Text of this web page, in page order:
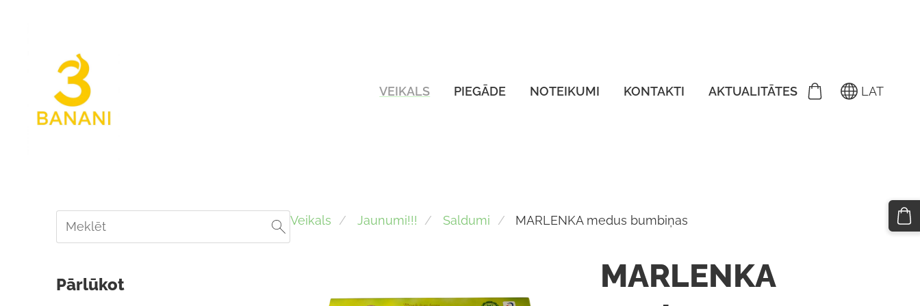
VEIKALS PIEGĀDE NOTEIKUMI KONTAKTI AKTUALITĀTES LAT
Pārlūkot
Veikals Jaunumi!!! Saldumi MARLENKA medus bumbiņas
MARLENKA